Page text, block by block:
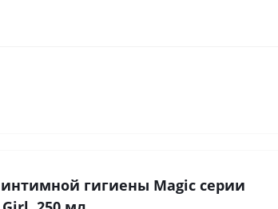
гигиены Magic серии